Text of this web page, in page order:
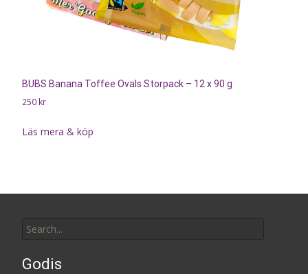
BUBS Banana Toffee Ovals Storpack – 12 x 90 g
250 kr
Läs mera & köp
for:
Godis